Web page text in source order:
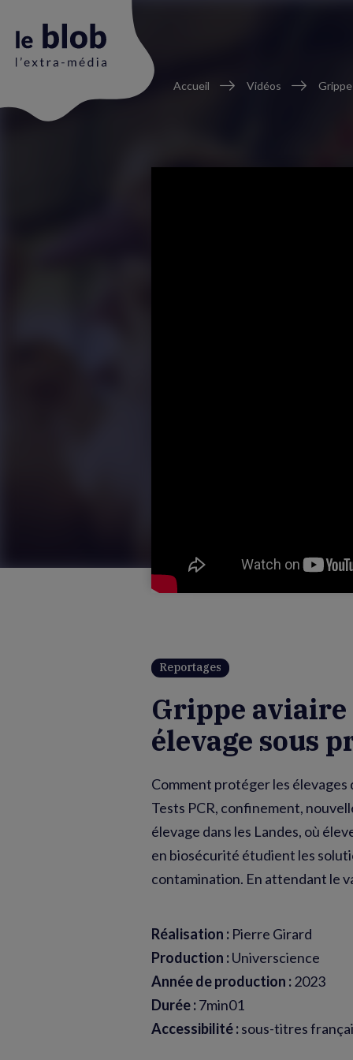
Fil
Accueil Vidéos
Reportages
Grippe aviaire
élevage sous
Comment protéger les élevages
Tests PCR, confinement,
élevage dans les Landes, où
en biosécurité étudient les
contamination. En attendant le
Réalisation : Pierre Girard
Production :Universcience
Année de production :2023
Durée :7min01
Accessibilité :sous-titres